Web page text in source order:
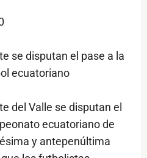
se disputan el pase a la
ecuatoriano
del Valle se disputan el
ecuatoriano de
y antepenúltima